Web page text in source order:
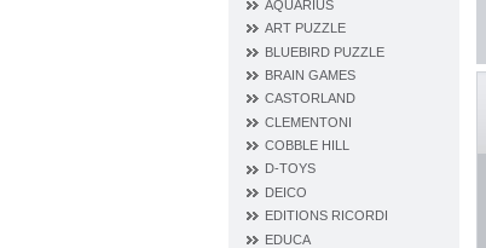
AQUARIUS
ART PUZZLE
BLUEBIRD PUZZLE
BRAIN GAMES
CASTORLAND
CLEMENTONI
COBBLE HILL
D‐TOYS
DEICO
EDITIONS RICORDI
EDUCA